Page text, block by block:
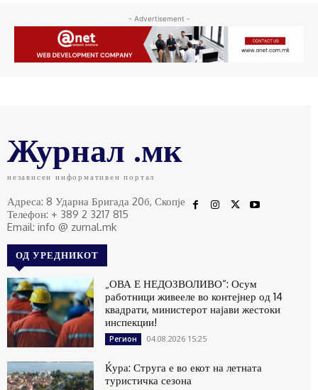
- Advertisement -
Журнал .мк
независен информативен портал
Адреса: 8 Ударна Бригада 20б, Скопје
Телефон: + 389 2 3217 815
Email: info @ zurnal.mk
ОД УРЕДНИКОТ
„ОВА Е НЕДОЗВОЛИВО“: Осум
работници живееле во контејнер од 14
квадрати, министерот најави жестоки
инспекции!
Регион 04.08.2026 15:25
Ќура: Струга е во екот на летната
туристичка сезона